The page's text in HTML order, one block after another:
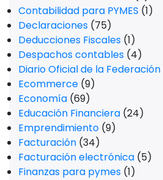
Contabilidad para PYMES (1)
Declaraciones (75)
Deducciones Fiscales (1)
Despachos contables (4)
Diario Oficial de la Federación
Ecommerce (9)
Economía (69)
Educación Financiera (24)
Emprendimiento (9)
Facturación (34)
Facturación electrónica (5)
Finanzas para pymes (1)